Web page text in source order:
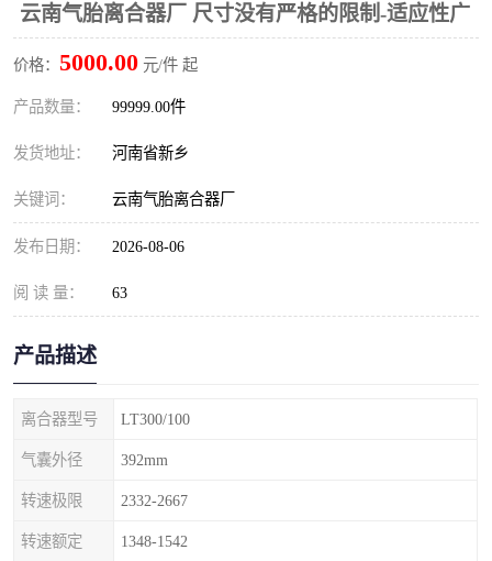
云南气胎离合器厂 尺寸没有严格的限制-适应性广
价格： 5000.00 元/件 起
产品数量： 99999.00件
发货地址： 河南省新乡
关键词： 云南气胎离合器厂
发布日期： 2026-08-06
阅 读 量： 63
产品描述
离合器型号 LT300/100
气囊外径 392mm
转速极限 2332-2667
转速额定 1348-1542